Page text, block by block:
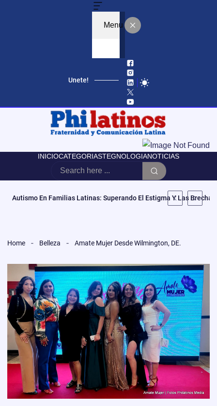
Menu
Unete!
INICIOCATEGORIASTEGNOLOGIANOTICIAS
Autismo En Familias Latinas: Superando El Estigma Y Las Brechas
Home Belleza Amate Mujer Desde Wilmington, DE.